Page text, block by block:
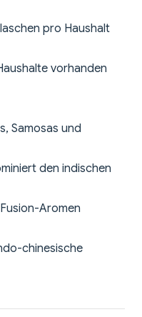
pro Haushalt
vorhanden
Samosas und
den indischen
Aromen
chinesische